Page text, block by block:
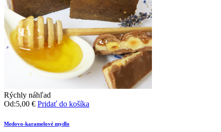
Rýchly náhľad
Od:5,00 € Pridať do košíka
Medovo-karamelové mydlo